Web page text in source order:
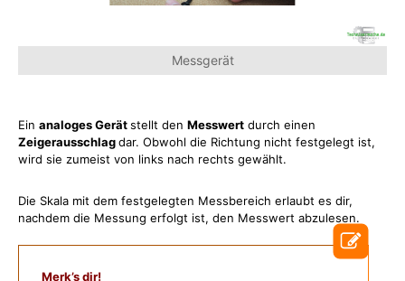
Messgerät
Ein analoges Gerätstellt den Messwert durch einen
Zeigerausschlagdar. Obwohl die Richtung nicht festgelegt ist,
wird sie zumeist von links nach rechts gewählt.
Die Skala mit dem festgelegten Messbereich erlaubt es dir,
nachdem die Messung erfolgt ist, den Messwert abzulesen.
Merk’s dir!